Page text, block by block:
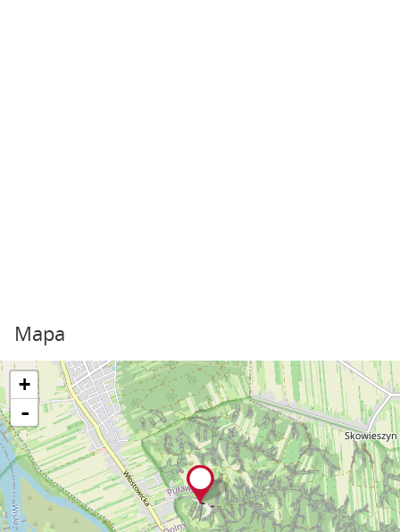
Mapa
+
-